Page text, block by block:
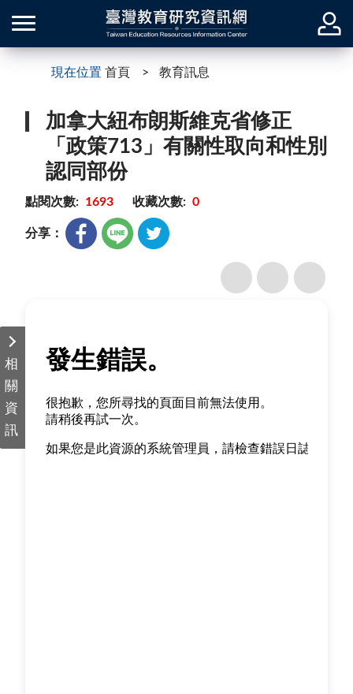
現在位置 首頁 教育訊息
加拿大紐布朗斯維克省修正
「政策713」有關性取向和性別
認同部份
點閱次數: 1693 收藏次數: 0
分享：
相
關
資
訊